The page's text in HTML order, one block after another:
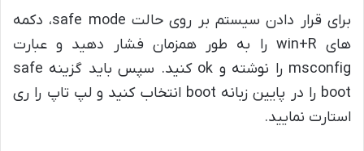
برای قرار دادن سیستم بر روی حالت safe mode، دکمه‌
های win+R را به طور همزمان فشار دهید و عبارت
msconfig را نوشته و ok کنید. سپس باید گزینه safe
boot را در پایین زبانه boot انتخاب کنید و لپ تاپ را ری
استارت نمایید.